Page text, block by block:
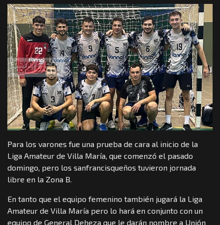
Para los varones fue una prueba de cara al inicio de la
Liga Amateur de Villa María, que comenzó el pasado
domingo, pero los sanfrancisqueños tuvieron jornada
libre en la Zona B.
En tanto que el equipo femenino también jugará la Liga
Amateur de Villa María pero lo hará en conjunto con un
equipo de General Deheza que le darán nombre a Unión